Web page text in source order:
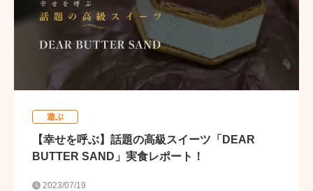
遊ぶ
【幸せを呼ぶ】話題の高級スイーツ「DEAR
BUTTER SAND」実食レポート！
2023/07/19